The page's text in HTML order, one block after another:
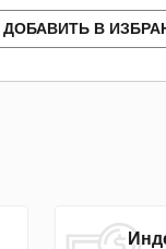
ДОБАВИТЬ В